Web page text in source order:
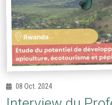
08 Oct. 2024